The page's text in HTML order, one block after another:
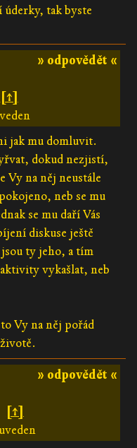
úderky, tak byste
» odpovědět «
[↑]
jak mu domluvit.
dokud nezjistí,
Vy na něj neustále
neb se mu
se mu daří Vás
diskuse ještě
ty jeho, a tím
aktivity vykašlat, neb
Vy na něj pořád
» odpovědět «
[↑]